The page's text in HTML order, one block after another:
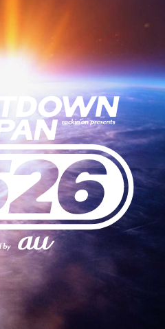
チケット